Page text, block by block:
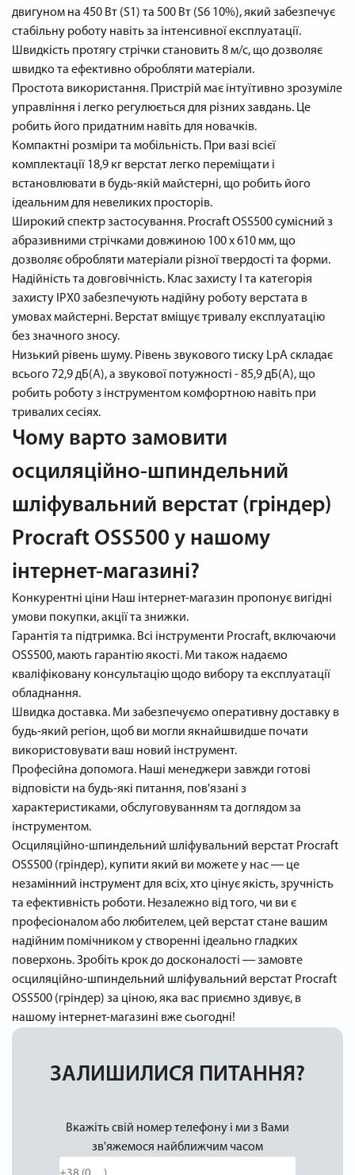
двигуном на 450 Вт (S1) та 500 Вт (S6 10%), який забезпечує
стабільну роботу навіть за інтенсивної експлуатації.
Швидкість протягу стрічки становить 8 м/с, що дозволяє
швидко та ефективно обробляти матеріали.
Простота використання. Пристрій має інтуїтивно зрозуміле
управління і легко регулюється для різних завдань. Це
робить його придатним навіть для новачків.
Компактні розміри та мобільність. При вазі всієї
комплектації 18,9 кг верстат легко переміщати і
встановлювати в будь-якій майстерні, що робить його
ідеальним для невеликих просторів.
Широкий спектр застосування. Procraft OSS500 сумісний з
абразивними стрічками довжиною 100 х 610 мм, що
дозволяє обробляти матеріали різної твердості та форми.
Надійність та довговічність. Клас захисту I та категорія
захисту IPX0 забезпечують надійну роботу верстата в
умовах майстерні. Верстат вміщує тривалу експлуатацію
без значного зносу.
Низький рівень шуму. Рівень звукового тиску LpA складає
всього 72,9 дБ(А), а звукової потужності - 85,9 дБ(А), що
робить роботу з інструментом комфортною навіть при
тривалих сесіях.
Чому варто замовити
осциляційно-шпиндельний
шліфувальний верстат (гріндер)
Procraft OSS500 у нашому
інтернет-магазині?
Конкурентні ціни Наш інтернет-магазин пропонує вигідні
умови покупки, акції та знижки.
Гарантія та підтримка. Всі інструменти Procraft, включаючи
OSS500, мають гарантію якості. Ми також надаємо
кваліфіковану консультацію щодо вибору та експлуатації
обладнання.
Швидка доставка. Ми забезпечуємо оперативну доставку в
будь-який регіон, щоб ви могли якнайшвидше почати
використовувати ваш новий інструмент.
Професійна допомога. Наші менеджери завжди готові
відповісти на будь-які питання, пов'язані з
характеристиками, обслуговуванням та доглядом за
інструментом.
Осциляційно-шпиндельний шліфувальний верстат Procraft
OSS500 (гріндер), купити який ви можете у нас ― це
незамінний інструмент для всіх, хто цінує якість, зручність
та ефективність роботи. Незалежно від того, чи ви є
професіоналом або любителем, цей верстат стане вашим
надійним помічником у створенні ідеально гладких
поверхонь. Зробіть крок до досконалості ― замовте
осциляційно-шпиндельний шліфувальний верстат Procraft
OSS500 (гріндер) за ціною, яка вас приємно здивує, в
нашому інтернет-магазині вже сьогодні!
ЗАЛИШИЛИСЯ ПИТАННЯ?
Вкажіть свій номер телефону і ми з Вами
зв'яжемося найближчим часом